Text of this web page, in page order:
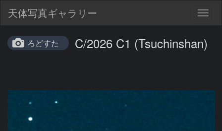
天体写真ギャラリー
ろどすた C/2026 C1 (Tsuchinshan)